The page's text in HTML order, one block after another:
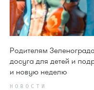
Родителям
досуга для детей и
и новую неделю
НОВОСТИ